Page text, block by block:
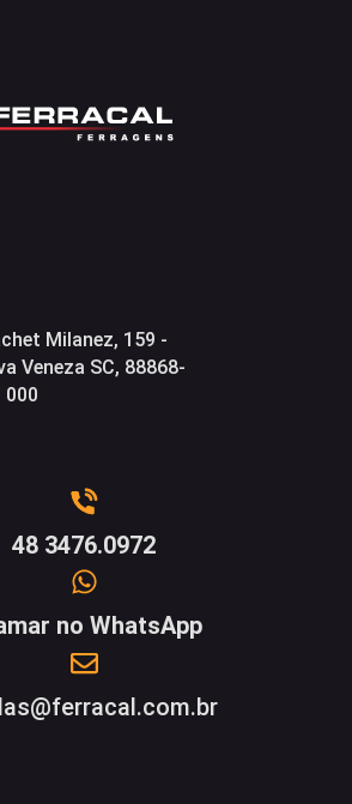
Milanez, 159 -
Veneza SC, 88868-
000
48 3476.0972
no WhatsApp